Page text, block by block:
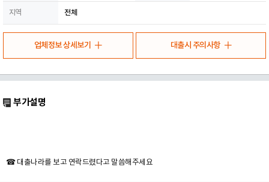
지역 전체
업체정보 상세보기 대출시 주의사항
부가설명
☎ 대출나라를 보고 연락드렸다고 말씀해주세요